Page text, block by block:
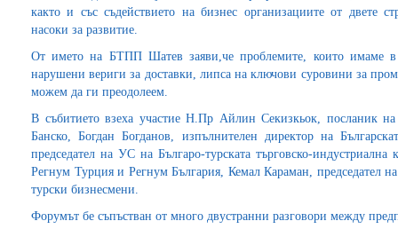
както и със съдействието на бизнес организациите от двете
насоки за развитие.
От името на БТПП Шатев заяви,че проблемите, които имаме
нарушени вериги за доставки, липса на ключови суровини за
можем да ги преодолеем.
В събитието взеха участие Н.Пр Айлин Секизкьок, посланик
Банско, Богдан Богданов, изпълнителен директор на
председател на УС на Българо-турската търговско-
Регнум Турция и Регнум България, Кемал Караман,
турски бизнесмени.
Форумът бе съпъстван от много двустранни разговори между